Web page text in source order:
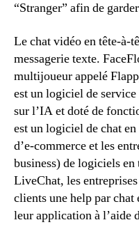
“Stranger” afin de
Le chat vidéo en tête-à-
messagerie texte.
multijoueur appelé
est un logiciel de
sur l’IA et doté de
est un logiciel de chat
d’e-commerce et les
business) de logiciels
LiveChat, les
clients une help par
leur application à l’aide